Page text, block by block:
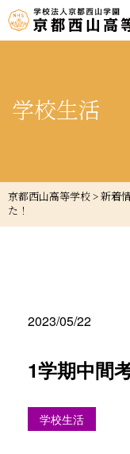
学校生活
京都西山高等学校 > 新着
た！
2023/05/22
1学期中間
学校生活